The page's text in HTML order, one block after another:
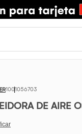
1001056703
DE AIRE